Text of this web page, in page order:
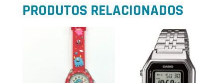
PRODUTOS RELACIONADOS